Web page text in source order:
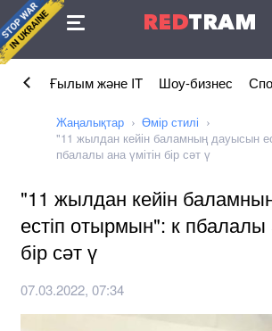
REDTRAM
Келісімі
Ғылым және IT Шоу-бизнес
Жаңалықтар
Өмір стилі
"11 жылдан кейін баламның дауысын
пбалалы ана үмітін бір сәт ү
"11 жылдан кейін
естіп отырмын": к пбалалы
бір сәт ү
07.03.2022, 07:34